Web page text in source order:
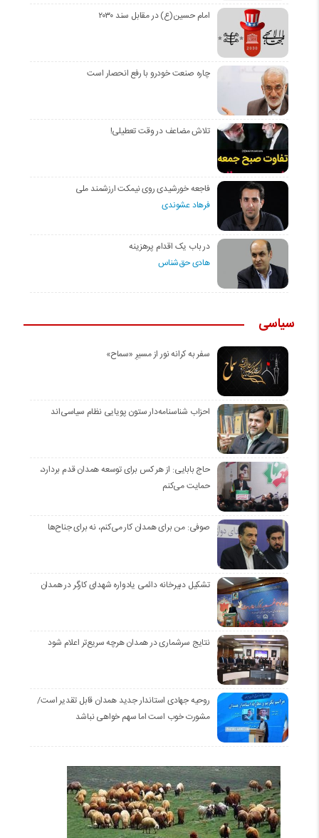
امام حسین(ع) در مقابل سند ۲۰۳۰
چاره صنعت خودرو با رفع انحصار است
تلاش مضاعف در وقت تعطیلی!
فاجعه خورشیدی روی نیمکت ارزشمند ملی
فرهاد عشوندی
در باب یک اقدام پرهزینه
هادی حق‌شناس
سیاسی
سفر به کرانه‌ نور از مسیرِ «سماح»
احزاب شناسنامه‌دار ستون پویایی نظام سیاسی‌اند
حاج بابایی: از هر کس برای توسعه همدان قدم بردارد،
حمایت می‌کنم
صوفی: من برای همدان کار می‌کنم، نه برای جناح‌ها
تشکیل دبیرخانه دائمی یادواره شهدای کارگر در همدان
نتایج سرشماری در همدان هرچه سریع‌تر اعلام شود
روحیه جهادی استاندار جدید همدان قابل تقدیر است/
مشورت خوب است اما سهم خواهی نباشد